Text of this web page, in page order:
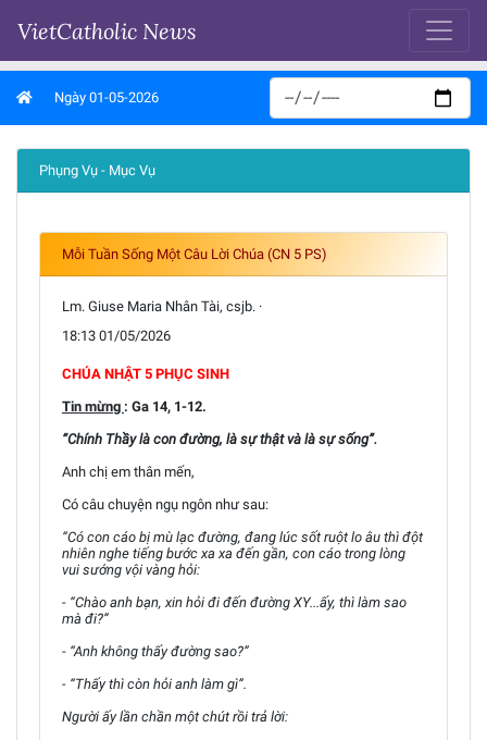
VietCatholic News
Ngày 01-05-2026
Phụng Vụ - Mục Vụ
Mỗi Tuần Sống Một Câu Lời Chúa (CN 5 PS)
Lm. Giuse Maria Nhân Tài, csjb. ·
18:13 01/05/2026
CHÚA NHẬT 5 PHỤC SINH
Tin mừng : Ga 14, 1-12.
“Chính Thầy là con đường, là sự thật và là sự sống”.
Anh chị em thân mến,
Có câu chuyện ngụ ngôn như sau:
“Có con cáo bị mù lạc đường, đang lúc sốt ruột lo âu thì đột
nhiên nghe tiếng bước xa xa đến gần, con cáo trong lòng
vui sướng vội vàng hỏi:
- “Chào anh bạn, xin hỏi đi đến đường XY...ấy, thì làm sao
mà đi?”
- “Anh không thấy đường sao?”
- “Thấy thì còn hỏi anh làm gì”.
Người ấy lần chần một chút rồi trả lời: